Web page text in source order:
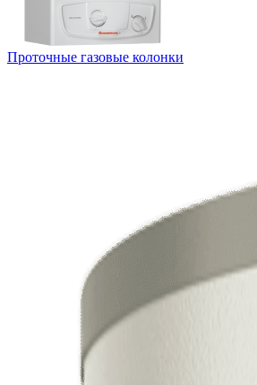
Проточные газовые колонки